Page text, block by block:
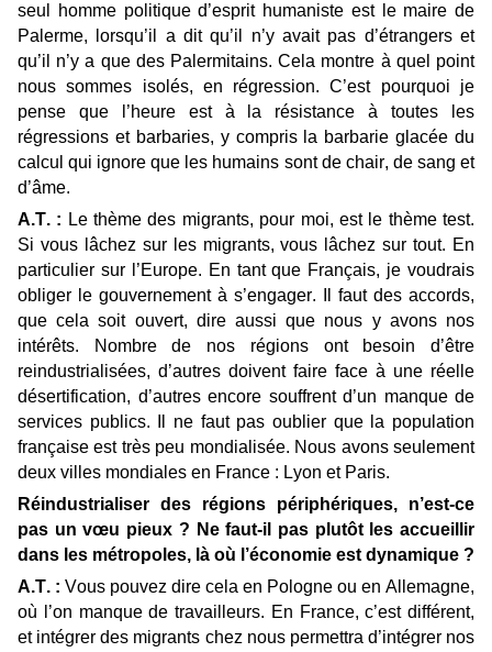
seul homme politique d’esprit humaniste est le maire de
Palerme, lorsqu’il a dit qu’il n’y avait pas d’étrangers et
qu’il n’y a que des Palermitains. Cela montre à quel point
nous sommes isolés, en régression. C’est pourquoi je
pense que l’heure est à la résistance à toutes les
régressions et barbaries, y compris la barbarie glacée du
calcul qui ignore que les humains sont de chair, de sang et
d’âme.
A.T. : Le thème des migrants, pour moi, est le thème test.
Si vous lâchez sur les migrants, vous lâchez sur tout. En
particulier sur l’Europe. En tant que Français, je voudrais
obliger le gouvernement à s’engager. Il faut des accords,
que cela soit ouvert, dire aussi que nous y avons nos
intérêts. Nombre de nos régions ont besoin d’être
reindustrialisées, d’autres doivent faire face à une réelle
désertification, d’autres encore souffrent d’un manque de
services publics. Il ne faut pas oublier que la population
française est très peu mondialisée. Nous avons seulement
deux villes mondiales en France : Lyon et Paris.
Réindustrialiser des régions périphériques, n’est-ce
pas un vœu pieux ? Ne faut-il pas plutôt les accueillir
dans les métropoles, là où l’économie est dynamique ?
A.T. : Vous pouvez dire cela en Pologne ou en Allemagne,
où l’on manque de travailleurs. En France, c’est différent,
et intégrer des migrants chez nous permettra d’intégrer nos